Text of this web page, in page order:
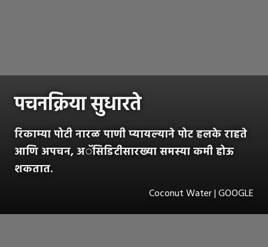
पचनक्रिया सुधारते
रिकाम्या पोटी नारळ पाणी प्यायल्याने पोट हलके राहते
आणि अपचन, अॅसिडिटीसारख्या समस्या कमी होऊ
शकतात.
Coconut Water | GOOGLE